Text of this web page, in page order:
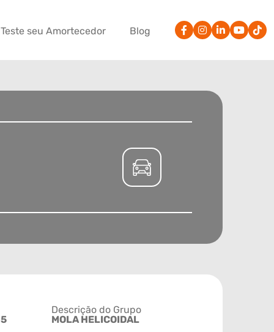
Teste seu Amortecedor Blog
Descrição do Grupo
MOLA HELICOIDAL